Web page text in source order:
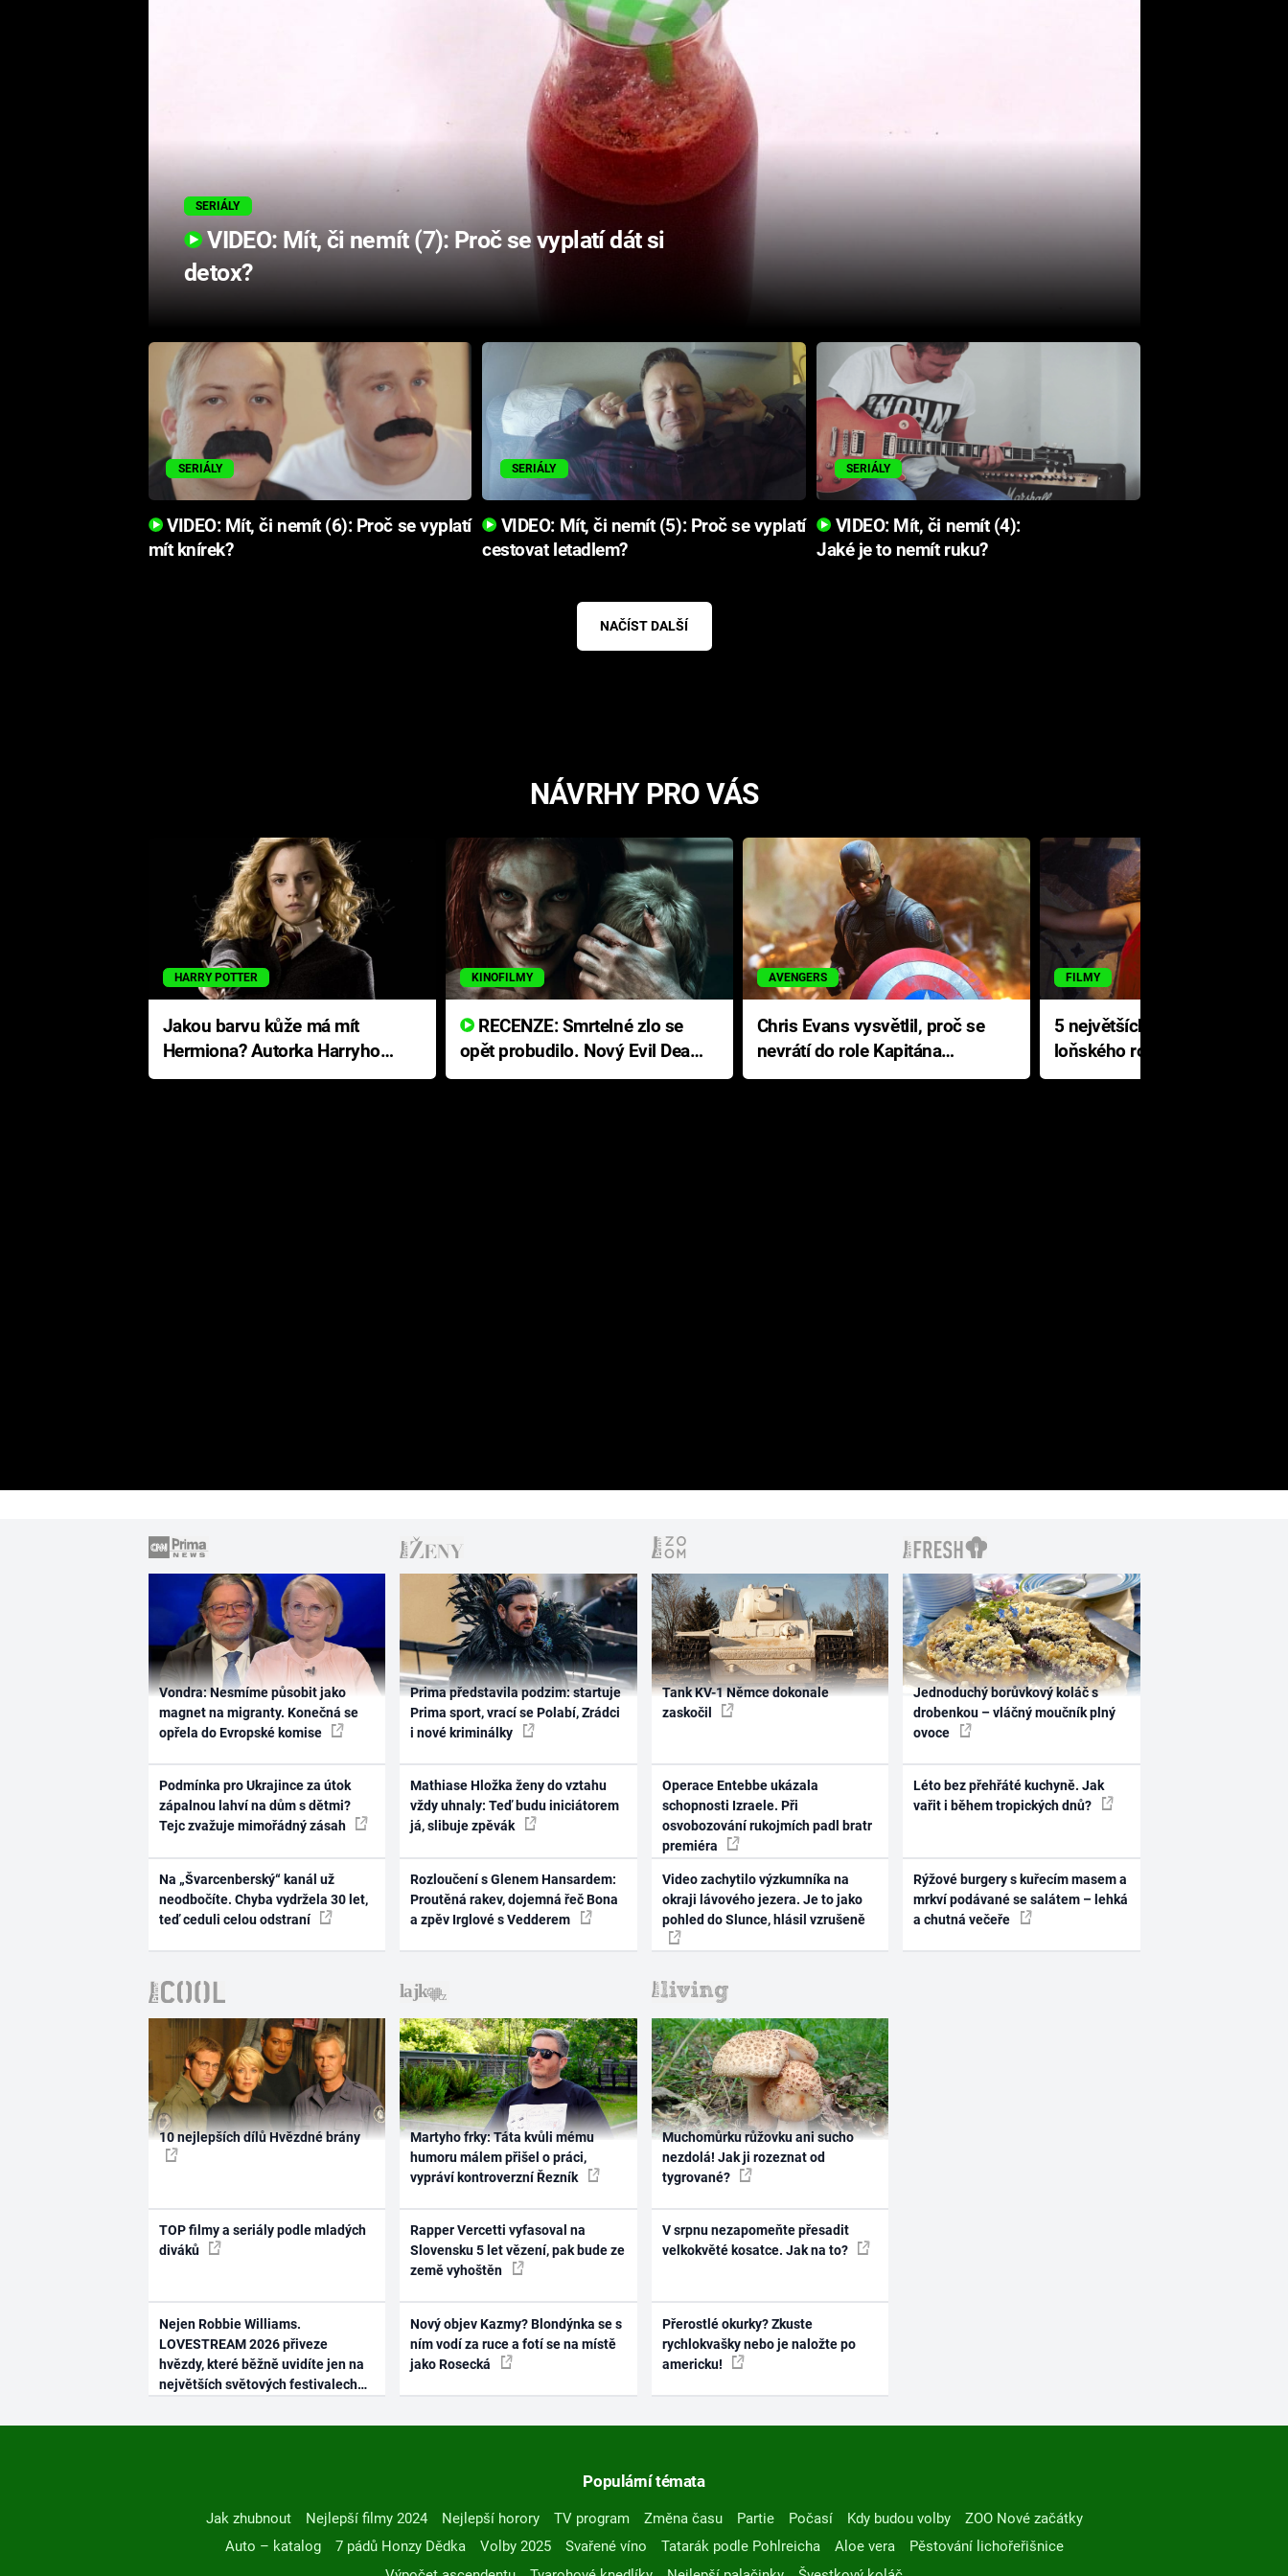
SERIÁLY
VIDEO: Mít, či nemít (7): Proč se vyplatí dát si
detox?
SERIÁLY
VIDEO: Mít, či nemít (6): Proč se vyplatí
mít knírek?
SERIÁLY
VIDEO: Mít, či nemít (5): Proč se vyplatí
cestovat letadlem?
SERIÁLY
VIDEO: Mít, či nemít (4):
Jaké je to nemít ruku?
NAČÍST DALŠÍ
NÁVRHY PRO VÁS
HARRY POTTER
Jakou barvu kůže má mít
Hermiona? Autorka Harryho
Pottera přišla s ráznou
KINOFILMY
RECENZE: Smrtelné zlo se
opět probudilo. Nový Evil Dead
přichází s neodolatelnou
AVENGERS
Chris Evans vysvětlil, proč se
nevrátí do role Kapitána
Ameriky
FILMY
5 největších propadáků
loňského roku: Disney na
jediné katastrofě prodělal 200
Vondra: Nesmíme působit jako
magnet na migranty. Konečná se
opřela do Evropské komise
Podmínka pro Ukrajince za útok
zápalnou lahví na dům s dětmi?
Tejc zvažuje mimořádný zásah
Na „Švarcenberský“ kanál už
neodbočíte. Chyba vydržela 30 let,
teď ceduli celou odstraní
Prima představila podzim: startuje
Prima sport, vrací se Polabí, Zrádci
i nové kriminálky
Mathiase Hložka ženy do vztahu
vždy uhnaly: Teď budu iniciátorem
já, slibuje zpěvák
Rozloučení s Glenem Hansardem:
Proutěná rakev, dojemná řeč Bona
a zpěv Irglové s Vedderem
Tank KV-1 Němce dokonale
zaskočil
Operace Entebbe ukázala
schopnosti Izraele. Při
osvobozování rukojmích padl bratr
premiéra
Video zachytilo výzkumníka na
okraji lávového jezera. Je to jako
pohled do Slunce, hlásil vzrušeně
Jednoduchý borůvkový koláč s
drobenkou – vláčný moučník plný
ovoce
Léto bez přehřáté kuchyně. Jak
vařit i během tropických dnů?
Rýžové burgery s kuřecím masem a
mrkví podávané se salátem – lehká
a chutná večeře
10 nejlepších dílů Hvězdné brány
TOP filmy a seriály podle mladých
diváků
Nejen Robbie Williams.
LOVESTREAM 2026 přiveze
hvězdy, které běžně uvidíte jen na
největších světových festivalech
Martyho frky: Táta kvůli mému
humoru málem přišel o práci,
vypráví kontroverzní Řezník
Rapper Vercetti vyfasoval na
Slovensku 5 let vězení, pak bude ze
země vyhoštěn
Nový objev Kazmy? Blondýnka se s
ním vodí za ruce a fotí se na místě
jako Rosecká
Muchomůrku růžovku ani sucho
nezdolá! Jak ji rozeznat od
tygrované?
V srpnu nezapomeňte přesadit
velkokvěté kosatce. Jak na to?
Přerostlé okurky? Zkuste
rychlokvašky nebo je naložte po
americku!
Populární témata
Jak zhubnout Nejlepší filmy 2024 Nejlepší horory TV program Změna času Partie Počasí Kdy budou volby
ZOO Nové začátky
Auto – katalog
7 pádů Honzy Dědka Volby 2025 Svařené víno Tatarák podle Pohlreicha Aloe vera
Pěstování lichořeřišnice